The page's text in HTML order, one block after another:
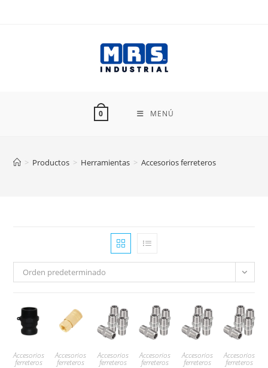
0 MENÚ
> Productos > Herramientas > Accesorios ferreteros
Orden predeterminado
Accesorios
ferreteros
Accesorios
ferreteros
Accesorios
ferreteros
Accesorios
ferreteros
Accesorios
ferreteros
Accesorios
ferreteros